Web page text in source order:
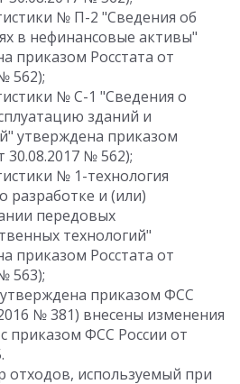
№ П-2 "Сведения об
в нефинансовые активы"
приказом Росстата от
562);
№ С-1 "Сведения о
зданий и
утверждена приказом
30.08.2017 № 562);
№ 1-технология
разработке и (или)
передовых
технологий"
приказом Росстата от
563);
приказом ФСС
№ 381) внесены изменения
приказом ФСС России от
отходов, используемый при